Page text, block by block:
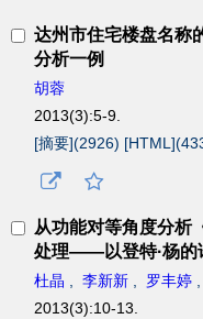
达州市住宅楼盘名
分析一例
胡蓉
2013(3):5-9.
[摘要](2926) [HTML](
从功能对等角度分析
处理——以登特·杨的
杜晶 , 李新新 , 罗丰婷 ,
2013(3):10-13.